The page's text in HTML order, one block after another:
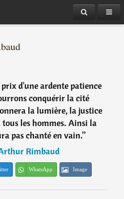
d'une ardente patience
conquérir la cité
la lumière, la justice
les hommes. Ainsi la
pas chanté en vain.”
Rimbaud
WhatsApp Image